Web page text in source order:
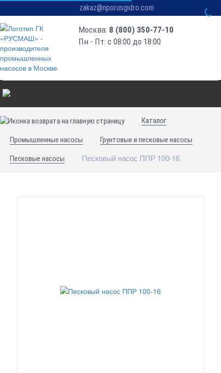
zakaz@nporusgidro.com
Москва: 8 (800) 350-77-10
Пн - Пт: с 08:00 до 18:00
Каталог
Промышленные насосы Грунтовые и песковые насосы
Песковые насосы Песковый насос ППР 100-16